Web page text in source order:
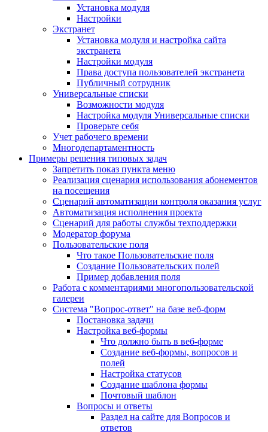
Установка модуля
Настройки
Экстранет
Установка модуля и настройка сайта
экстранета
Настройки модуля
Права доступа пользователей экстранета
Публичный сотрудник
Универсальные списки
Возможности модуля
Настройка модуля Универсальные списки
Проверьте себя
Учет рабочего времени
Многодепартаментность
Примеры решения типовых задач
Запретить показ пункта меню
Реализация сценария использования абонементов
на посещения
Сценарий автоматизации контроля оказания услуг
Автоматизация исполнения проекта
Сценарий для работы службы техподдержки
Модератор форума
Пользовательские поля
Что такое Пользовательские поля
Создание Пользовательских полей
Пример добавления поля
Работа с комментариями многопользовательской
галереи
Система "Вопрос-ответ" на базе веб-форм
Постановка задачи
Настройка веб-формы
Что должно быть в веб-форме
Создание веб-формы, вопросов и
полей
Настройка статусов
Создание шаблона формы
Почтовый шаблон
Вопросы и ответы
Раздел на сайте для Вопросов и
ответов